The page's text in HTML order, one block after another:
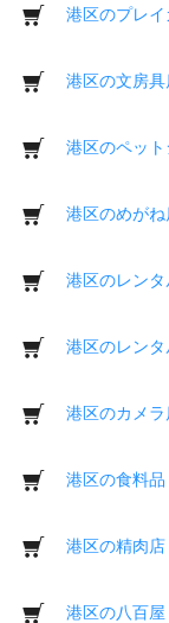
港区のプレイ
港区の文房具
港区のペッ
港区のめがね
港区のレン
港区のレン
港区のカメラ
港区の食料品
港区の精肉店
港区の八百屋